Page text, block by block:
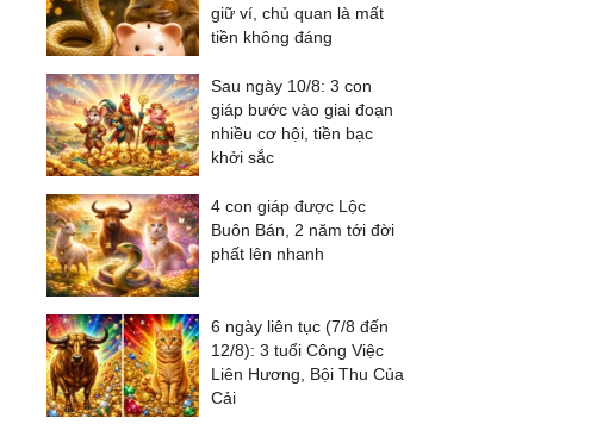
giữ ví, chủ quan là mất
tiền không đáng
Sau ngày 10/8: 3 con
giáp bước vào giai đoạn
nhiều cơ hội, tiền bạc
khởi sắc
4 con giáp được Lộc
Buôn Bán, 2 năm tới đời
phất lên nhanh
6 ngày liên tục (7/8 đến
12/8): 3 tuổi Công Việc
Liên Hương, Bội Thu Của
Cải